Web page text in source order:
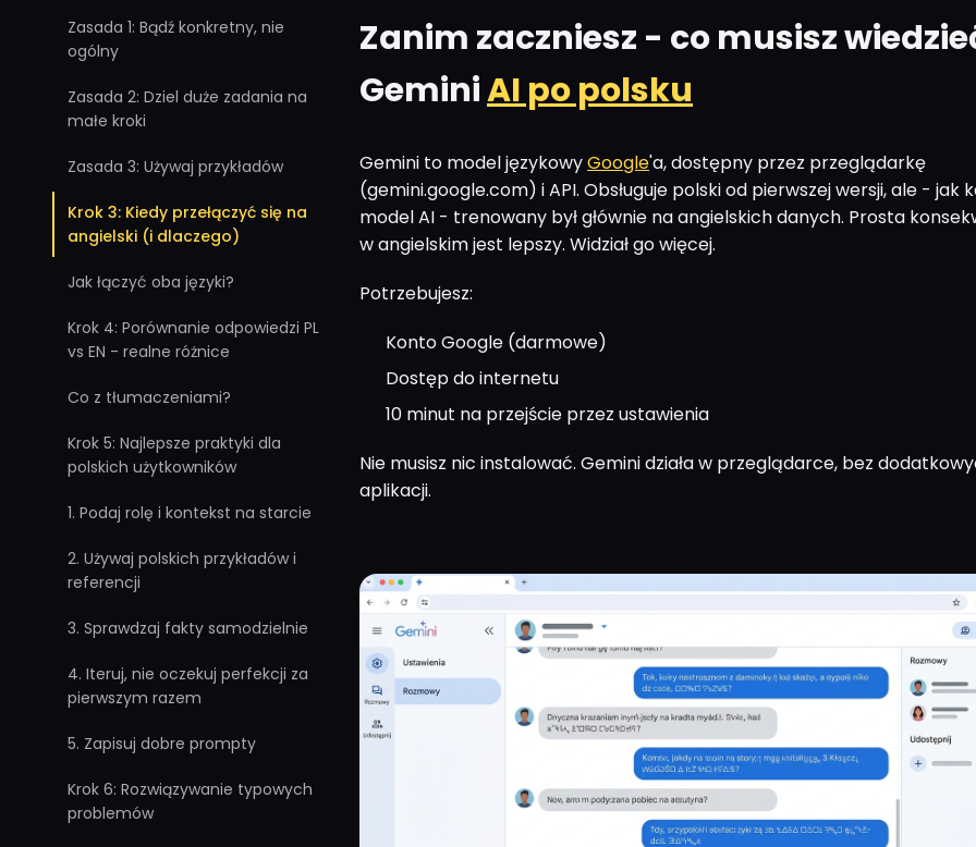
Zasada 1: Bądź konkretny, nie
ogólny
Zasada 2: Dziel duże zadania na
małe kroki
Zasada 3: Używaj przykładów
Krok 3: Kiedy przełączyć się na
angielski (i dlaczego)
Jak łączyć oba języki?
Krok 4: Porównanie odpowiedzi PL
vs EN - realne różnice
Co z tłumaczeniami?
Krok 5: Najlepsze praktyki dla
polskich użytkowników
1. Podaj rolę i kontekst na starcie
2. Używaj polskich przykładów i
referencji
3. Sprawdzaj fakty samodzielnie
4. Iteruj, nie oczekuj perfekcji za
pierwszym razem
5. Zapisuj dobre prompty
Krok 6: Rozwiązywanie typowych
problemów
Zanim zaczniesz - co musisz
GeminiAI po polsku
Gemini to model językowyGoogle'a, dostępny przez przeglądarkę
(gemini.google.com) i API. Obsługuje polski od pierwszej wersji, ale - jak
model AI - trenowany był głównie na angielskich danych. Prosta
w angielskim jest lepszy. Widział go więcej.
Potrzebujesz:
Konto Google (darmowe)
Dostęp do internetu
10 minut na przejście przez ustawienia
Nie musisz nic instalować. Gemini działa w przeglądarce, bez
aplikacji.